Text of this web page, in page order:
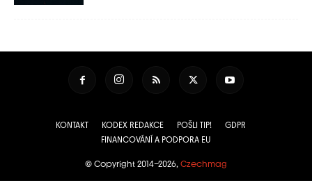
KONTAKT KODEX REDAKCE POŠLI TIP!
GDPR
FINANCOVÁNÍ A PODPORA EU
© Copyright 2014–2026, Czechmag